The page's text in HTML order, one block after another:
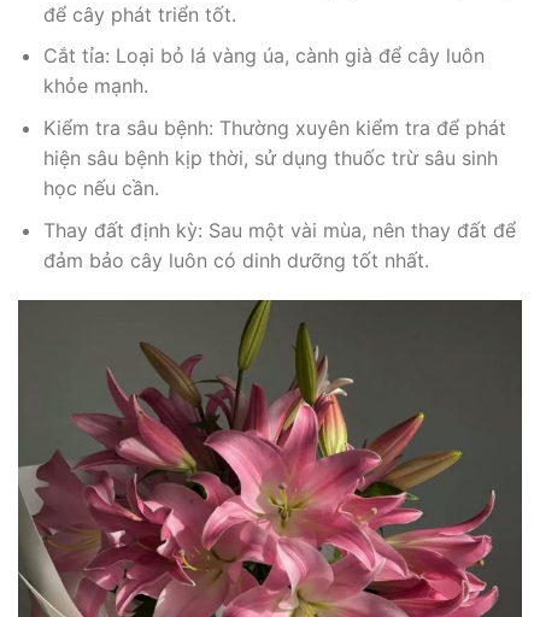
để cây phát triển tốt.
Cắt tỉa: Loại bỏ lá vàng úa, cành già để cây luôn
khỏe mạnh.
Kiểm tra sâu bệnh: Thường xuyên kiểm tra để phát
hiện sâu bệnh kịp thời, sử dụng thuốc trừ sâu sinh
học nếu cần.
Thay đất định kỳ: Sau một vài mùa, nên thay đất để
đảm bảo cây luôn có dinh dưỡng tốt nhất.